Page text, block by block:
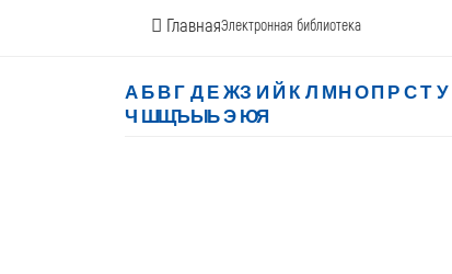
ГлавнаяЭлектронная библиотека
АБВГ ДЕЖЗ И Й К Л МНОП РСТ У
Ч ШЩЪЫЬЭЮЯ